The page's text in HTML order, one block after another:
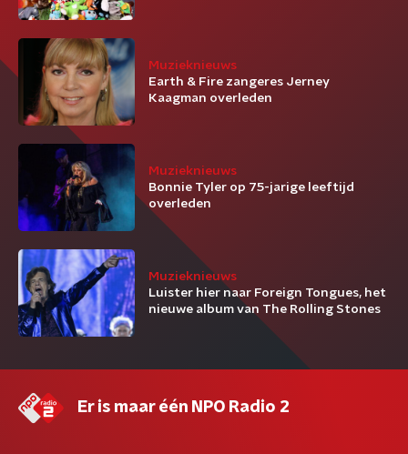
Muzieknieuws
Earth & Fire zangeres Jerney
Kaagman overleden
Muzieknieuws
Bonnie Tyler op 75-jarige leeftijd
overleden
Muzieknieuws
Luister hier naar Foreign Tongues, het
nieuwe album van The Rolling Stones
Er is maar één NPO Radio 2